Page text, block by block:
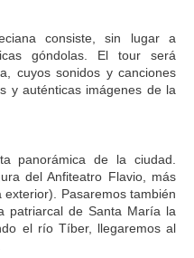
consiste, sin lugar a
góndolas. El tour será
cuyos sonidos y canciones
y auténticas imágenes de la
panorámica de la ciudad.
del Anfiteatro Flavio, más
exterior). Pasaremos también
patriarcal de Santa María la
el río Tíber, llegaremos al